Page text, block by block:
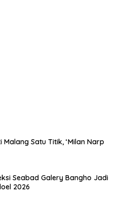
Satu Titik, ‘Milan Narp
Seabad Galery Bangho Jadi
2026